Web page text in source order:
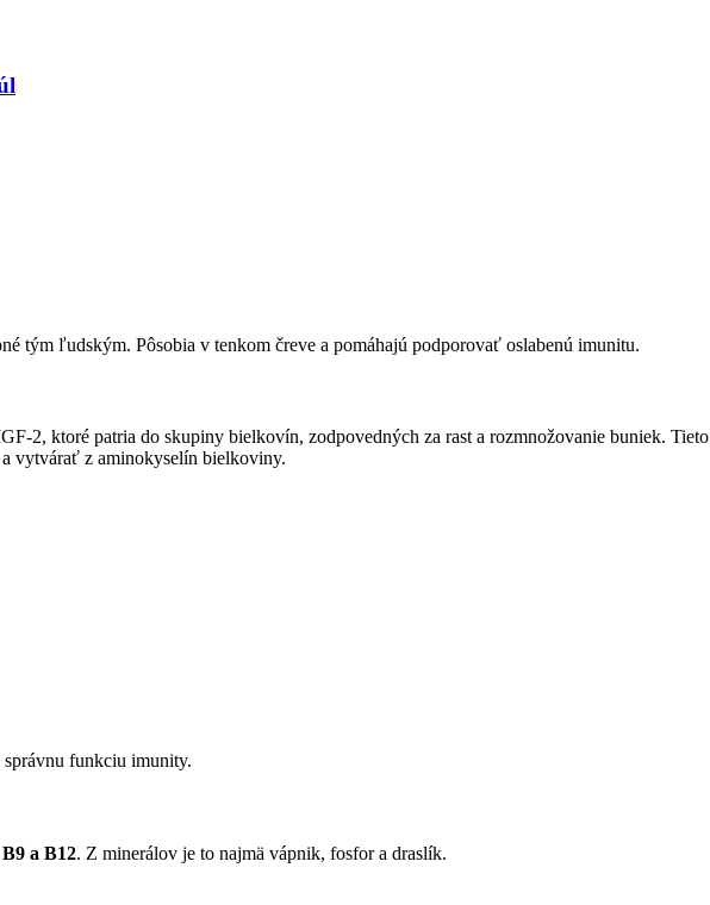
tým ľudským. Pôsobia v tenkom čreve a pomáhajú podporovať oslabenú imunitu.
2, ktoré patria do skupiny bielkovín, zodpovedných za rast a rozmnožovanie buniek.
vytvárať z aminokyselín bielkoviny.
správnu funkciu imunity.
a B12. Z minerálov je to najmä vápnik, fosfor a draslík.